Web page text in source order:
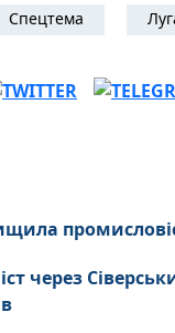
Спецтема
через